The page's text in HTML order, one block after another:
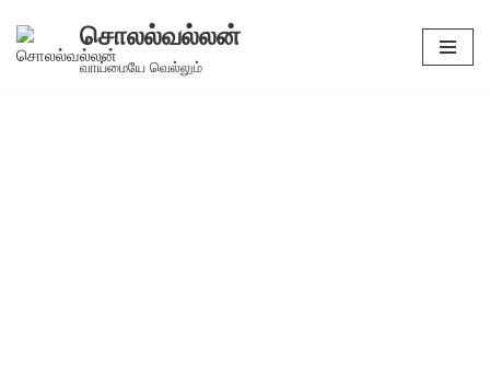
Skip
சொலல்வல்லன்
வாய்மையே வெல்லும்